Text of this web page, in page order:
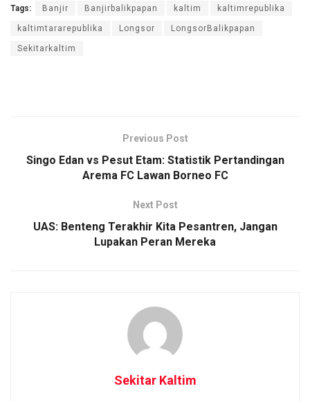
Tags: Banjir Banjirbalikpapan kaltim kaltimrepublika
kaltimtararepublika Longsor LongsorBalikpapan
Sekitarkaltim
Previous Post
Singo Edan vs Pesut Etam: Statistik Pertandingan
Arema FC Lawan Borneo FC
Next Post
UAS: Benteng Terakhir Kita Pesantren, Jangan
Lupakan Peran Mereka
Sekitar Kaltim